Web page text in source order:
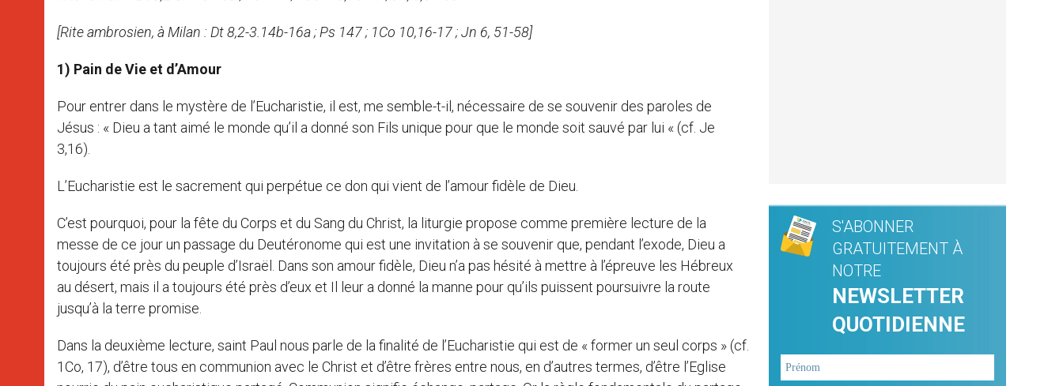
[Rite ambrosien, à Milan : Dt 8,2-3.14b-16a ; Ps 147 ; 1Co 10,16-17 ; Jn 6, 51-58]
1) Pain de Vie et d’Amour
Pour entrer dans le mystère de l’Eucharistie, il est, me semble-t-il, nécessaire de se souvenir des paroles de
Jésus : « Dieu a tant aimé le monde qu’il a donné son Fils unique pour que le monde soit sauvé par lui « (cf. Je
3,16).
L’Eucharistie est le sacrement qui perpétue ce don qui vient de l’amour fidèle de Dieu.
C’est pourquoi, pour la fête du Corps et du Sang du Christ, la liturgie propose comme première lecture de la
messe de ce jour un passage du Deutéronome qui est une invitation à se souvenir que, pendant l’exode, Dieu a
toujours été près du peuple d’Israël. Dans son amour fidèle, Dieu n’a pas hésité à mettre à l’épreuve les Hébreux
au désert, mais il a toujours été près d’eux et Il leur a donné la manne pour qu’ils puissent poursuivre la route
jusqu’à la terre promise.
Dans la deuxième lecture, saint Paul nous parle de la finalité de l’Eucharistie qui est de « former un seul corps » (cf.
1Co, 17), d’être tous en communion avec le Christ et d’être frères entre nous, en d’autres termes, d’être l’Eglise
S'ABONNER
GRATUITEMENT À
NOTRE
NEWSLETTER
QUOTIDIENNE